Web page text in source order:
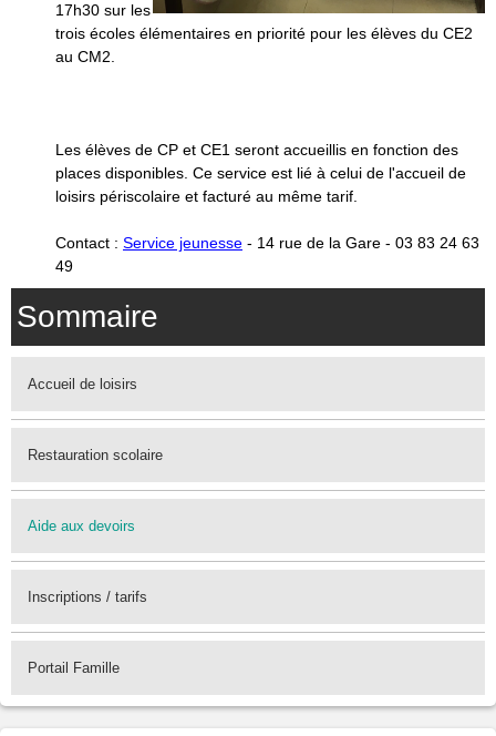
17h30 sur les
trois écoles élémentaires en priorité pour les élèves du CE2
au CM2.
Les élèves de CP et CE1 seront accueillis en fonction des
places disponibles. Ce service est lié à celui de l'accueil de
loisirs périscolaire et facturé au même tarif.
Contact : Service jeunesse - 14 rue de la Gare - 03 83 24 63
49
Sommaire
Accueil de loisirs
Restauration scolaire
Aide aux devoirs
Inscriptions / tarifs
Portail Famille